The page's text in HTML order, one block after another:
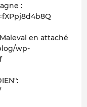
:
en attaché
wp-